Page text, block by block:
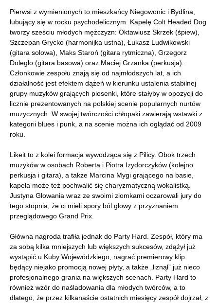
Pierwsi z wymienionych to mieszkańcy Niegowonic i Bydlina,
lubujący się w rocku psychodelicznym. Kapelę Colt Headed Dog
tworzy sześciu młodych mężczyzn: Oktawiusz Skrzek (śpiew),
Szczepan Grycko (harmonijka ustna), Łukasz Ludwikowski
(gitara solowa), Maks Staroń (gitara rytmiczna), Grzegorz
Doległo (gitara basowa) oraz Maciej Grzanka (perkusja).
Członkowie zespołu znają się od najmłodszych lat, a ich
działalność jest efektem dążeń w kierunku ustalenia stabilnej
grupy muzyków grających piosenki, które stałyby w opozycji do
licznie prezentowanych na polskiej scenie popularnych nurtów
muzycznych. W swojej twórczości chłopaki zawierają wstawki z
kategorii blues i punk, a na scenie można ich oglądać od 2009
roku.
Likeit to z kolei formacja wywodząca się z Pilicy. Obok trzech
muzyków w osobach Roberta i Piotra Izydorczyków (kolejno
perkusja i gitara), a także Marcina Mygi grającego na basie,
kapela może też pochwalić się charyzmatyczną wokalistką.
Justyna Głowania wraz ze swoimi ziomkami oczarowali jury do
tego stopnia, że ci mieli spory ból głowy z przyznaniem
przeglądowego Grand Prix.
Główna nagroda trafiła jednak do Party Hard. Zespół, który ma
za sobą kilka mniejszych lub większych sukcesów, zdążył już
wystąpić u Kuby Wojewódzkiego, nagrać premierowy klip
będący niejako promocją nowej płyty, a także „liznął” już nieco
profesjonalnego grania na większych scenach. Party Hard to
również wzór do naśladowania dla młodych twórców, a to
dlatego, że przez kilkanaście ostatnich miesięcy zespół dojrzał, z